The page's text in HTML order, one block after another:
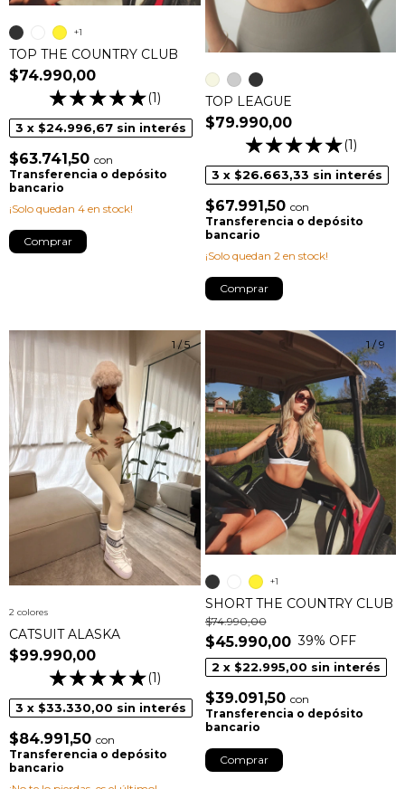
TOP THE COUNTRY CLUB
$74.990,00
(1)
3 x $24.996,67 sin interés
$63.741,50 con
Transferencia o depósito
bancario
¡Solo quedan 4 en stock!
+1
Comprar
TOP LEAGUE
$79.990,00
(1)
3 x $26.663,33 sin interés
$67.991,50 con
Transferencia o depósito
bancario
¡Solo quedan 2en stock!
Comprar
1/5
CATSUIT ALASKA
$99.990,00
(1)
3 x $33.330,00 sin interés
$84.991,50 con
Transferencia o depósito
bancario
2 colores
1/9
SHORT THE COUNTRY CLUB
$45.990,00
$74.990,00
39% OFF
2 x $22.995,00 sin interés
$39.091,50 con
Transferencia o depósito
bancario
+1
Comprar